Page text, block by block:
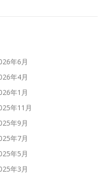
年6月
年4月
年1月
年11月
年9月
年7月
年5月
年3月